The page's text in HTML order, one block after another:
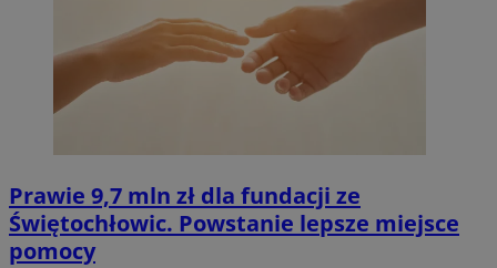
Prawie 9,7 mln zł dla fundacji ze
Świętochłowic. Powstanie lepsze miejsce
pomocy